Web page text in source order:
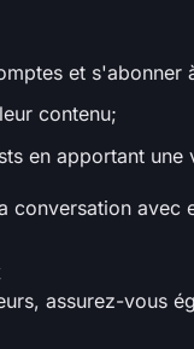
et s'abonner
contenu;
en apportant
conversation
assurez-vous